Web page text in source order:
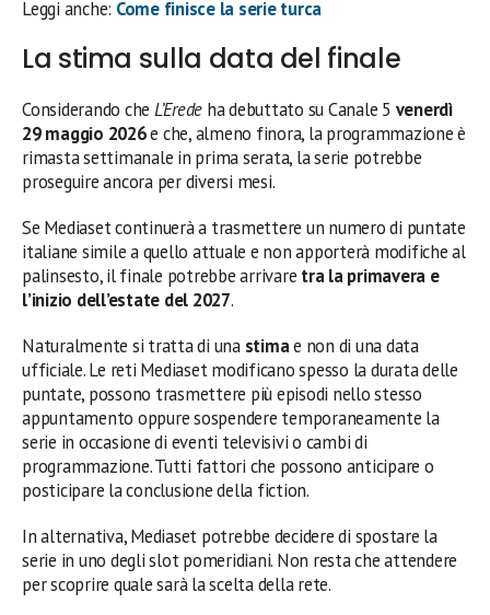
Leggi anche: Come finisce la serie turca
La stima sulla data del finale
Considerando che L’Erede ha debuttato su Canale 5 venerdì
29 maggio 2026e che, almeno finora, la programmazione è
rimasta settimanale in prima serata, la serie potrebbe
proseguire ancora per diversi mesi.
Se Mediaset continuerà a trasmettere un numero di puntate
italiane simile a quello attuale e non apporterà modifiche al
palinsesto, il finale potrebbe arrivare tra la primavera e
l’inizio dell’estate del 2027.
Naturalmente si tratta di una stimae non di una data
ufficiale. Le reti Mediaset modificano spesso la durata delle
puntate, possono trasmettere più episodi nello stesso
appuntamento oppure sospendere temporaneamente la
serie in occasione di eventi televisivi o cambi di
programmazione. Tutti fattori che possono anticipare o
posticipare la conclusione della fiction.
In alternativa, Mediaset potrebbe decidere di spostare la
serie in uno degli slot pomeridiani. Non resta che attendere
per scoprire quale sarà la scelta della rete.